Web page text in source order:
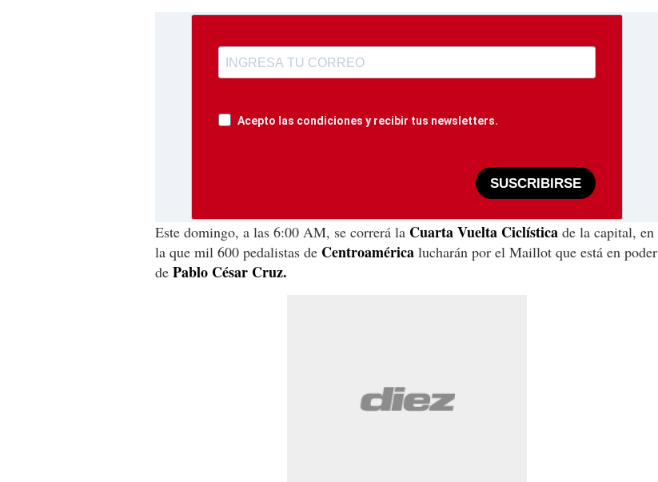
Acepto las condiciones y recibir tus newsletters.
SUSCRIBIRSE
Este domingo, a las 6:00 AM, se correrá la Cuarta Vuelta Ciclística de la capital, en
la que mil 600 pedalistas de Centroamérica lucharán por el Maillot que está en poder
de Pablo César Cruz.